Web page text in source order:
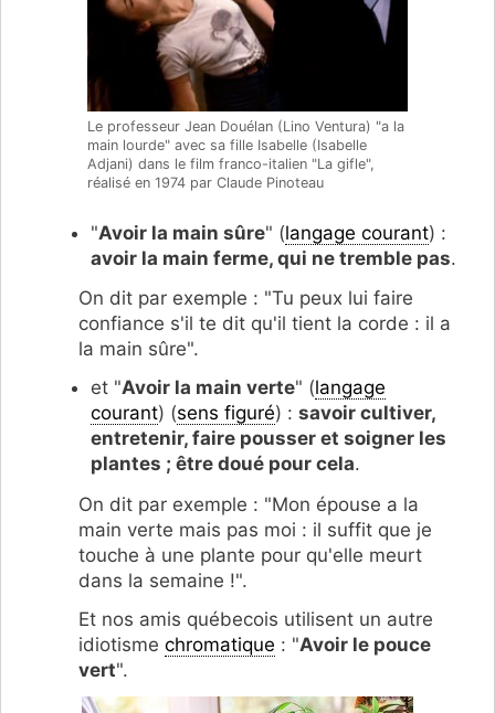
Le professeur Jean Douélan (Lino Ventura) "a la
main lourde" avec sa fille Isabelle (Isabelle
Adjani) dans le film franco-italien "La gifle",
réalisé en 1974 par Claude Pinoteau
"Avoir la main sûre" (langage courant) :
avoir la main ferme, qui ne tremble pas.
On dit par exemple : "Tu peux lui faire
confiance s'il te dit qu'il tient la corde : il a
la main sûre".
et "Avoir la main verte" (langage
courant) (sens figuré) : savoir cultiver,
entretenir, faire pousser et soigner les
plantes ; être doué pour cela.
On dit par exemple : "Mon épouse a la
main verte mais pas moi : il suffit que je
touche à une plante pour qu'elle meurt
dans la semaine !".
Et nos amis québecois utilisent un autre
idiotisme chromatique : "Avoir le pouce
vert".